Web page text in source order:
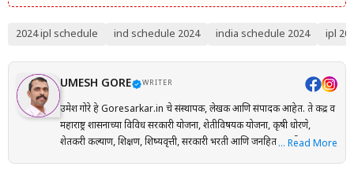
2024 ipl schedule ind schedule 2024 india schedule 2024 ipl
UMESH GORE WRITER
उमेश गोरे हे Goresarkar.in चे संस्थापक, लेखक आणि संपादक आहेत. ते केंद्र व
महाराष्ट्र शासनाच्या विविध सरकारी योजना, शेतीविषयक योजना, कृषी धोरणे,
शेतकरी कल्याण, शिक्षण, शिष्यवृत्ती, सरकारी भरती आणि जनहिताच्या विषयांवर
… Read More